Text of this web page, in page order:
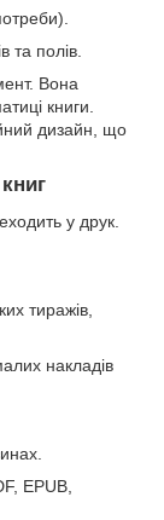
та полів.
Вона
книги.
дизайн, що
у друк.
тиражів,
накладів
EPUB,